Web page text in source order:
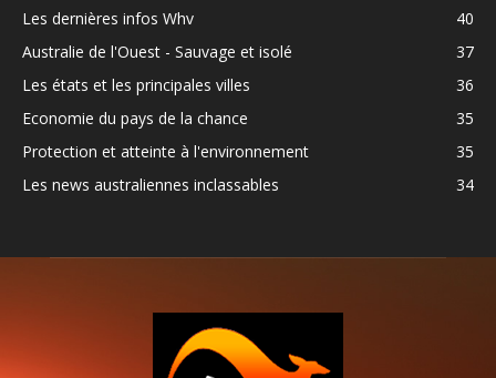
Les dernières infos Whv
40
Australie de l'Ouest - Sauvage et isolé
37
Les états et les principales villes
36
Economie du pays de la chance
35
Protection et atteinte à l'environnement
35
Les news australiennes inclassables
34